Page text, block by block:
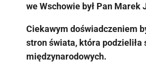
we Wschowie był Pan
Ciekawym doświadczeniem
stron świata, która
międzynarodowych.